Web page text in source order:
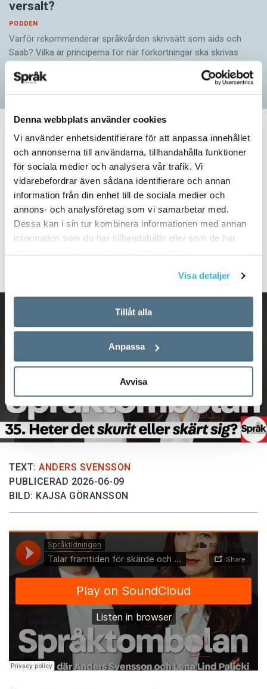
Denna webbplats använder cookies
Vi använder enhetsidentifierare för att anpassa innehållet
och annonserna till användarna, tillhandahålla funktioner
för sociala medier och analysera vår trafik. Vi
vidarebefordrar även sådana identifierare och annan
information från din enhet till de sociala medier och
annons- och analysföretag som vi samarbetar med.
Dessa kan i sin tur kombinera informationen med annan
information som du har tillhandahållit eller som de har
Visa detaljer
Tillåt alla
Anpassa
Avvisa
versalt?
PODDEN
Varför rekommenderar språkvården skrivsätt som aids och
Saab? Vilka är principerna för när förkortningar ska skrivas
PODDEN
Talar framtiden för
skärde och bärde?
Är skärde på väg att bli vanligt och
accepterat? Och finns det fler starka
TEXT: ANDERS SVENSSON
PUBLICERAD 2026-06-09
BILD: KAJSA GÖRANSSON